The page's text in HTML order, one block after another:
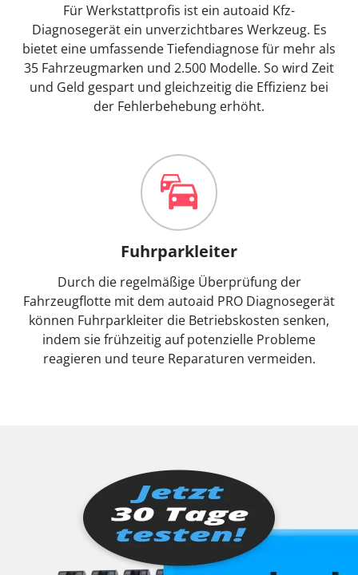
Für Werkstattprofis ist ein autoaid Kfz-
Diagnosegerät ein unverzichtbares Werkzeug. Es
bietet eine umfassende Tiefendiagnose für mehr als
35 Fahrzeugmarken und 2.500 Modelle. So wird Zeit
und Geld gespart und gleichzeitig die Effizienz bei
der Fehlerbehebung erhöht.
Fuhrparkleiter
Durch die regelmäßige Überprüfung der
Fahrzeugflotte mit dem autoaid PRO Diagnosegerät
können Fuhrparkleiter die Betriebskosten senken,
indem sie frühzeitig auf potenzielle Probleme
reagieren und teure Reparaturen vermeiden.